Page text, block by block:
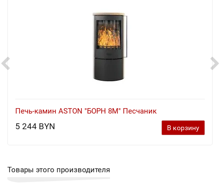
Печь-камин ASTON "БОРН 8М" Песчаник
5 244 BYN В корзину
Товары этого производителя